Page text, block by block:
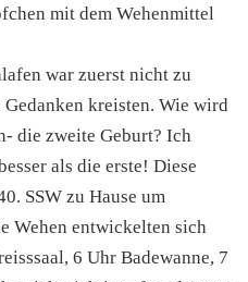
mit dem Wehenmittel
war zuerst nicht zu
Gedanken kreisten. Wie wird
die zweite Geburt? Ich
als die erste! Diese
SSW zu Hause um
Wehen entwickelten sich
6 Uhr Badewanne, 7